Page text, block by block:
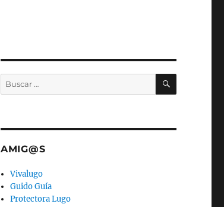
Buscar
por:
BUSCAR
AMIG@S
Vivalugo
Guido Guía
Protectora Lugo